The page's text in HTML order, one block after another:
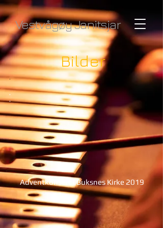
Vestvågøy Janitsjar
Bilder
Adventkonsert i Buksnes Kirke 2019